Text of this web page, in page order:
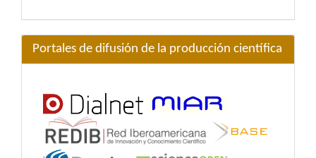
Portales de difusión de la producción científica